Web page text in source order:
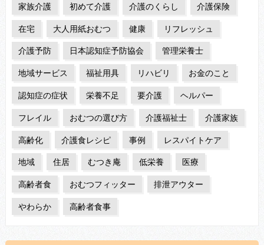
家族介護 初めて介護 介護のくらし 介護保険
在宅 大人用紙おむつ 健康 リフレッシュ
介護予防 日本認知症予防協会 管理栄養士
地域サービス 福祉用具 リハビリ お金のこと
認知症の症状 栄養不足 要介護 ヘルパー
フレイル おむつの選び方 介護福祉士 介護家族
高齢化 介護食レシピ 事例 レスパイトケア
地域 住居 むつき庵 低栄養 医療
高齢者食 おむつフィッター 排泄アウター
やわらか 高齢者食事